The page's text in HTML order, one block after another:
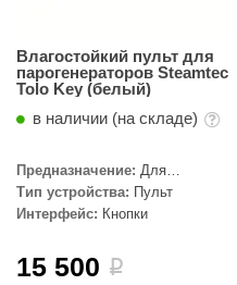
Влагостойкий пульт для
парогенераторов Steamtec
Tolo Key (белый)
в наличии (на складе)
Предназначение: Для
парогенератора
Тип устройства: Пульт
Интерфейс: Кнопки
15 500 i